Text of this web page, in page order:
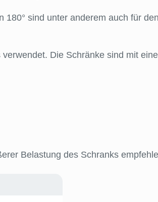
sind unter anderem auch für
Die Schränke sind mit
Belastung des Schranks